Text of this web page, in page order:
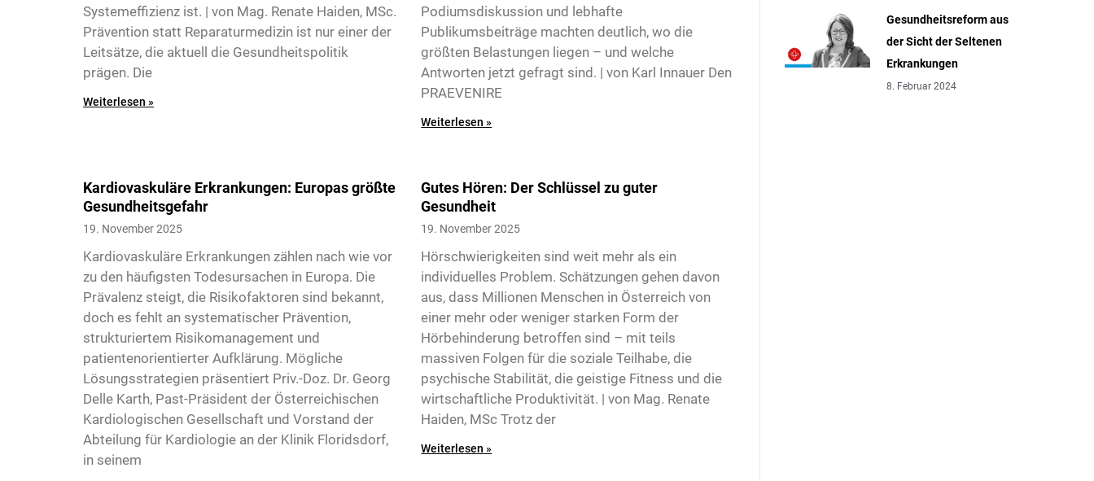
Systemeffizienz ist. | von Mag. Renate Haiden, MSc.
Prävention statt Reparaturmedizin ist nur einer der
Leitsätze, die aktuell die Gesundheitspolitik
prägen. Die
Weiterlesen »
Podiumsdiskussion und lebhafte
Publikumsbeiträge machten deutlich, wo die
größten Belastungen liegen – und welche
Antworten jetzt gefragt sind. | von Karl Innauer Den
PRAEVENIRE
Weiterlesen »
Kardiovaskuläre Erkrankungen: Europas größte
Gesundheitsgefahr
19. November 2025
Kardiovaskuläre Erkrankungen zählen nach wie vor
zu den häufigsten Todesursachen in Europa. Die
Prävalenz steigt, die Risikofaktoren sind bekannt,
doch es fehlt an systematischer Prävention,
strukturiertem Risikomanagement und
patientenorientierter Aufklärung. Mögliche
Lösungsstrategien präsentiert Priv.-Doz. Dr. Georg
Delle Karth, Past-Präsident der Österreichischen
Kardiologischen Gesellschaft und Vorstand der
Abteilung für Kardiologie an der Klinik Floridsdorf,
in seinem
Gutes Hören: Der Schlüssel zu guter
Gesundheit
19. November 2025
Hörschwierigkeiten sind weit mehr als ein
individuelles Problem. Schätzungen gehen davon
aus, dass Millionen Menschen in Österreich von
einer mehr oder weniger starken Form der
Hörbehinderung betroffen sind – mit teils
massiven Folgen für die soziale Teilhabe, die
psychische Stabilität, die geistige Fitness und die
wirtschaftliche Produktivität. | von Mag. Renate
Haiden, MSc Trotz der
Weiterlesen »
Gesundheitsreform aus
der Sicht der Seltenen
Erkrankungen
8. Februar 2024